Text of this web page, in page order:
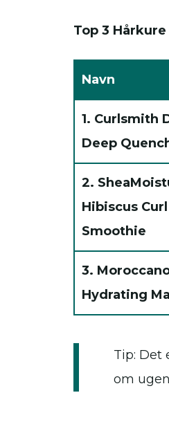
Top 3
Navn
1. Curlsmith
Deep
2.
Hibiscus
Smoothie
3.
Hydrating
Tip: Det
om